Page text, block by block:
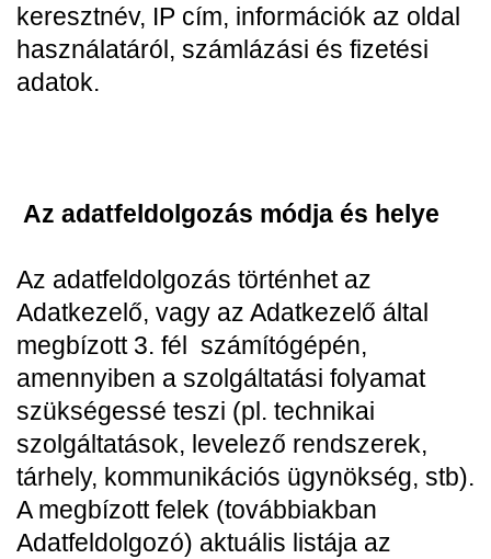
keresztnév, IP cím, információk az oldal
használatáról, számlázási és fizetési
adatok.
Az adatfeldolgozás módja és helye
Az adatfeldolgozás történhet az
Adatkezelő, vagy az Adatkezelő által
megbízott 3. fél számítógépén,
amennyiben a szolgáltatási folyamat
szükségessé teszi (pl. technikai
szolgáltatások, levelező rendszerek,
tárhely, kommunikációs ügynökség, stb).
A megbízott felek (továbbiakban
Adatfeldolgozó) aktuális listája az